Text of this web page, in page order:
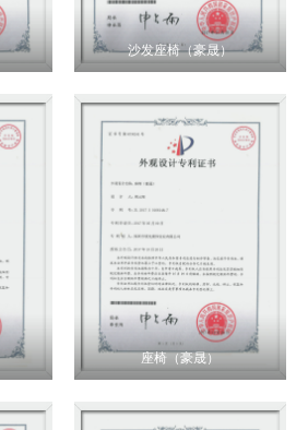
沙发座椅（豪晟）
座椅（豪晟）